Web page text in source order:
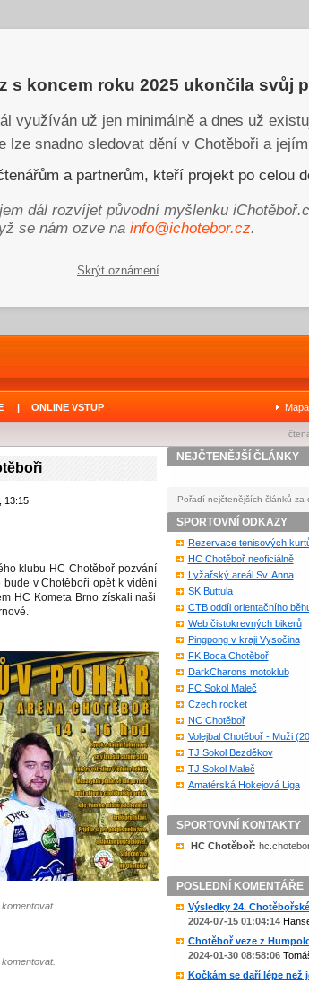
s koncem roku 2025 ukončila svůj
využíván už jen minimálně a dnes už
lze snadno sledovat dění v Chotěboři a
a partnerům, kteří projekt po celou
dál rozvíjet původní myšlenku
se nám ozve na info@ichotebor.cz.
Skrýt oznámení
| ONLINE VSTUP
13:15
klubu HC Chotěboř pozvání
v Chotěboři opět k vidění
HC Kometa Brno získali naši
NEJČTENĚJŠÍ ČLÁNKY
Pořadí nejčtenějších článků za
SPORTOVNÍ ODKAZY
Rezervace tenisových
HC Chotěboř neoficiálně
Lyžařský areál Sv. Anna
SK Buttula
CTB oddíl orientačního
Web čistokrevných bikerů
Pingpong v kraji Vysočina
FK Boca Chotěboř
DarkCharons motoklub
FC Sokol Maleč
Czech rocket
NC Chotěboř
Volejbal Chotěboř - Muži
TJ Sokol Bezděkov
TJ Sokol Maleč
Amatérská Hokejová Liga
SPORTOVNÍ KONTAKTY
HC Chotěboř:
POSLEDNÍ KOMENTÁŘE
Výsledky 24.
2024-07-15 01:04:14
Chotěboř veze z
2024-01-30 08:58:06
Kočkám se daří lépe než